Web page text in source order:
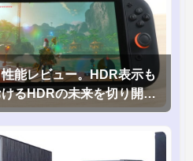
能レビュー。HDR表示も
るHDRの未来を切り開く